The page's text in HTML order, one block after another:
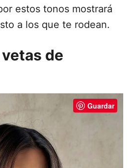
estos tonos mostrará
a los que te rodean.
de
Guardar